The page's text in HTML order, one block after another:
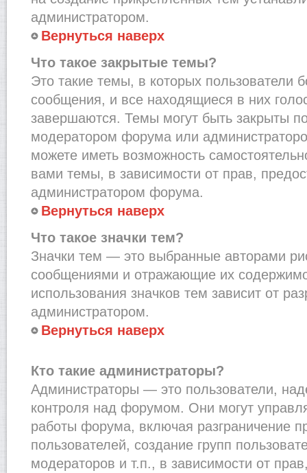
администратором.
Вернуться наверх
Что такое закрытые темы?
Это такие темы, в которых пользователи
сообщения, и все находящиеся в них
завершаются. Темы могут быть закрыты
модератором форума или
можете иметь возможность
вами темы, в зависимости от прав,
администратором форума.
Вернуться наверх
Что такое значки тем?
Значки тем — это выбранные авторами
сообщениями и отражающие их
использования значков тем зависит от
администратором.
Вернуться наверх
Кто такие администраторы?
Администраторы — это пользователи,
контроля над форумом. Они могут
работы форума, включая разграничение
пользователей, создание групп
модераторов и т.п., в зависимости от